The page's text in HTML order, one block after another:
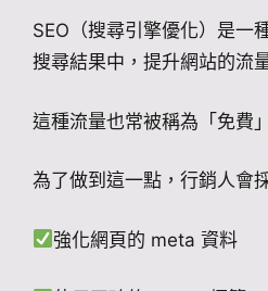
SEO（搜尋引擎優化）是一
搜尋結果中，提升網站的流
這種流量也常被稱為「免費
為了做到這一點，行銷人會
強化網頁的 meta 資料